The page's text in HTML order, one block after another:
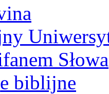
Słowa
biblijne